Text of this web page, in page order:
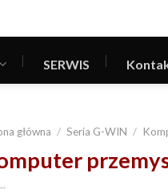
SERWIS
główna / Seria G-WIN /